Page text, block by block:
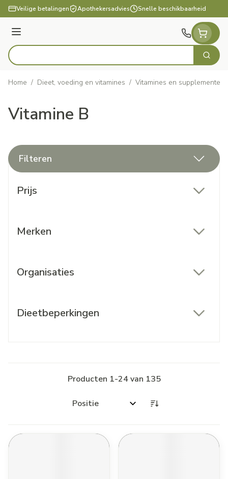
Ga naar de inhoud
Veilige betalingen Apothekersadvies Snelle beschikbaarheid
Menu
Product, merk, categorie... Zoek
Home / Dieet, voeding en vitamines / Vitamines en supplementen
Vitamine B
Filteren
Prijs
Merken
Organisaties
Dieetbeperkingen
Producten 1-24van 135
Sorteer op: